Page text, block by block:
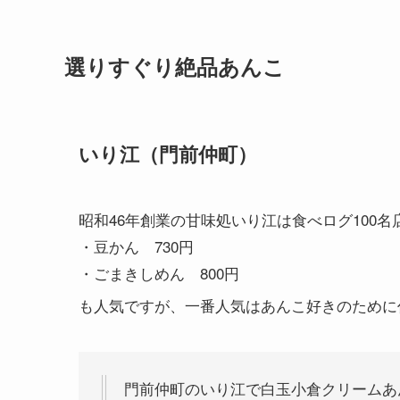
選りすぐり絶品あんこ
いり江（門前仲町）
昭和46年創業の甘味処いり江は食べログ100
・豆かん 730円
・ごまきしめん 800円
も人気ですが、一番人気はあんこ好きのため
門前仲町のいり江で白玉小倉クリーム